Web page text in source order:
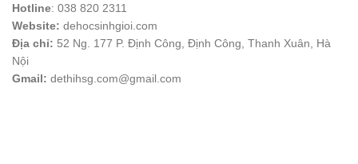
Hotline: 038 820 2311
Website: dehocsinhgioi.com
Địa chỉ: 52 Ng. 177 P. Định Công, Định Công, Thanh Xuân, Hà
Nội
Gmail: dethihsg.com@gmail.com